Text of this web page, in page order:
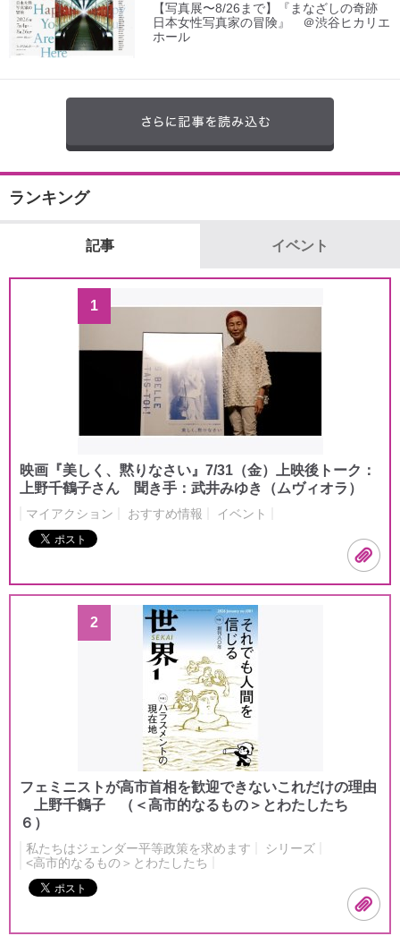
【写真展〜8/26まで】『まなざしの奇跡
日本女性写真家の冒険』 ＠渋谷ヒカリエ
ホール
ランキング
記事 イベント
1
映画『美しく、黙りなさい』7/31（金）上映後トーク：
上野千鶴子さん 聞き手：武井みゆき（ムヴィオラ）
マイアクション おすすめ情報 イベント
2
フェミニストが高市首相を歓迎できないこれだけの理由
上野千鶴子 （＜高市的なるもの＞とわたしたち
６）
私たちはジェンダー平等政策を求めます
シリーズ
<高市的なるもの＞とわたしたち